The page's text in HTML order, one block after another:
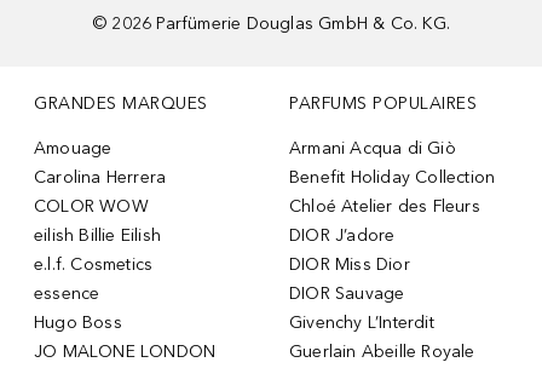
© 2026 Parfümerie Douglas GmbH & Co. KG.
GRANDES MARQUES
Amouage
Carolina Herrera
COLOR WOW
eilish Billie Eilish
e.l.f. Cosmetics
essence
Hugo Boss
JO MALONE LONDON
PARFUMS POPULAIRES
Armani Acqua di Giò
Benefit Holiday Collection
Chloé Atelier des Fleurs
DIOR J’adore
DIOR Miss Dior
DIOR Sauvage
Givenchy L’Interdit
Guerlain Abeille Royale